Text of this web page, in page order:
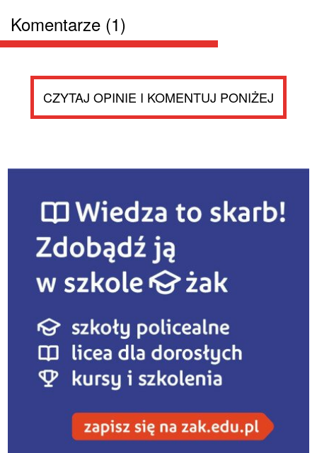
Komentarze (1)
CZYTAJ OPINIE I KOMENTUJ PONIŻEJ